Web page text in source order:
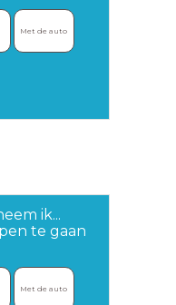
Met de auto
ik...
te gaan
Met de auto